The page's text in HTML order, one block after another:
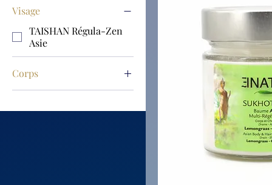
Visage
TAISHAN Régula-Zen
Asie
Corps
ALDABRA Océanie
HAWIAKI Polynésie